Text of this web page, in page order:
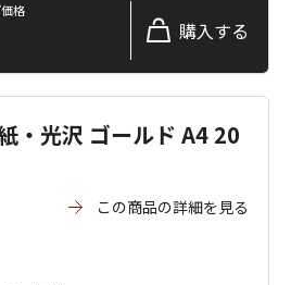
格
購入する
・光沢 ゴールド A4 20
この商品の詳細を見る